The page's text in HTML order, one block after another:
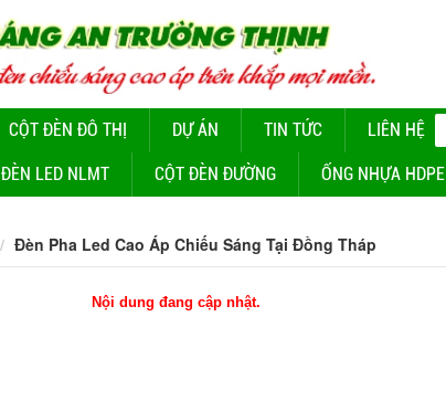
CỘT ĐÈN ĐÔ THỊ DỰ ÁN TIN TỨC LIÊN HỆ
ĐÈN LED NLMT CỘT ĐÈN ĐƯỜNG ỐNG NHỰA HDPE
Đèn Pha Led Cao Áp Chiếu Sáng Tại Đồng Tháp
Nội dung đang cập nhật.